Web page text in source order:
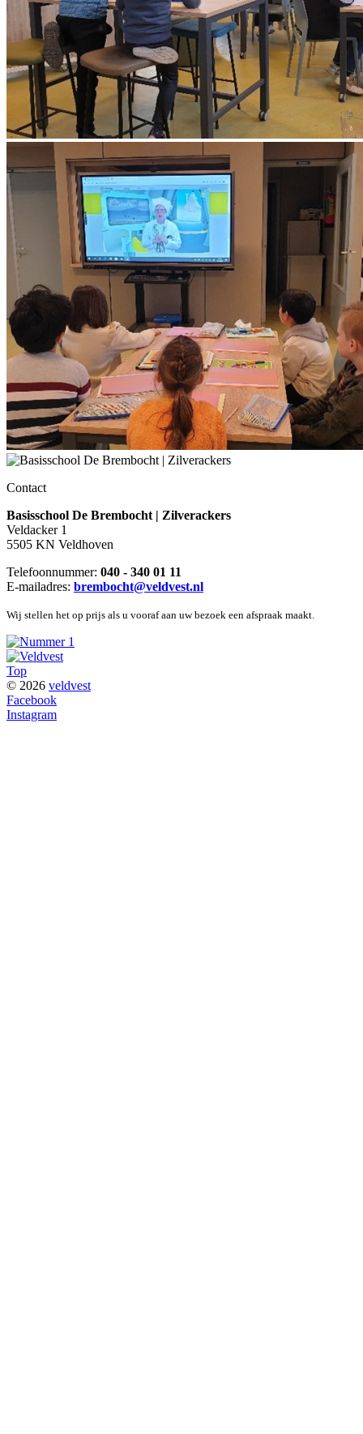
Contact
Basisschool De Brembocht | Zilverackers
Veldacker 1
5505 KN Veldhoven
Telefoonnummer: 040 - 340 01 11
E-mailadres: brembocht@veldvest.nl
Wij stellen het op prijs als u vooraf aan uw bezoek een afspraak maakt.
Top
© 2026 veldvest
Facebook
Instagram